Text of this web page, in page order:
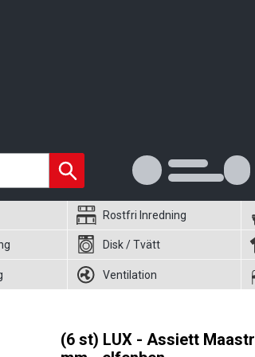
Rostfri Inredning
Disk / Tvätt
Ventilation
(6 st) LUX - Assiett